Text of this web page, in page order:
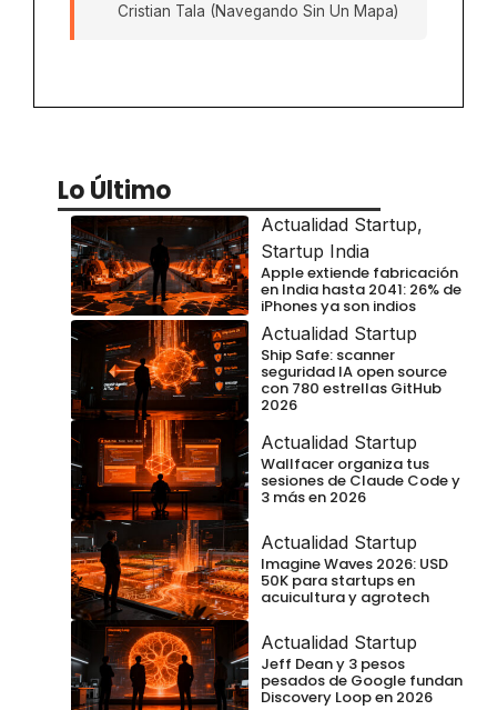
Cristian Tala (Navegando Sin Un Mapa)
Lo Último
Actualidad Startup,
Startup India
Apple extiende fabricación
en India hasta 2041: 26% de
iPhones ya son indios
Actualidad Startup
Ship Safe: scanner
seguridad IA open source
con 780 estrellas GitHub
2026
Actualidad Startup
Wallfacer organiza tus
sesiones de Claude Code y
3 más en 2026
Actualidad Startup
Imagine Waves 2026: USD
50K para startups en
acuicultura y agrotech
Actualidad Startup
Jeff Dean y 3 pesos
pesados de Google fundan
Discovery Loop en 2026